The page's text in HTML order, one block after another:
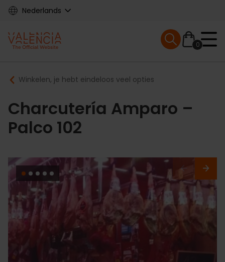
Skip
content
Nederlands
Main
navigation
0
Mobile menu
Breadcrumb
Winkelen, je hebt eindeloos veel opties
Charcutería Amparo –
Palco 102